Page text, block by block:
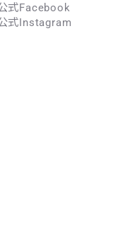
式Facebook
式Instagram